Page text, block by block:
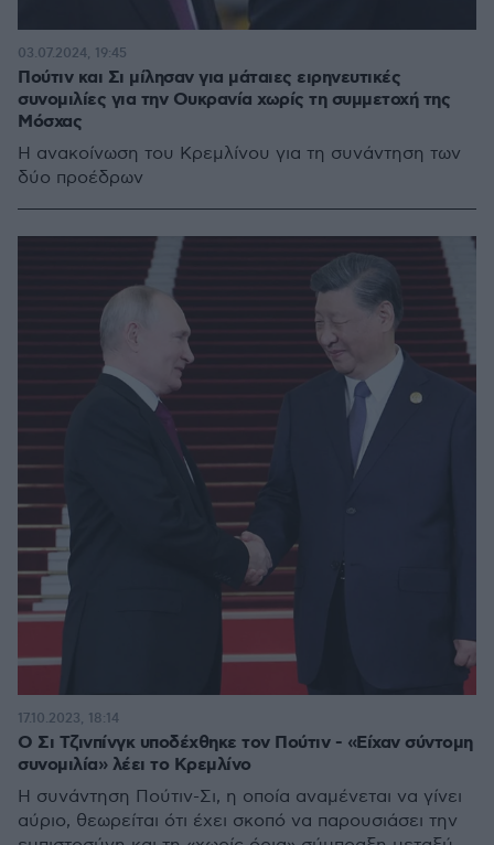
Πούτιν και Σι μίλησαν για μάταιες ειρηνευτικές
συνομιλίες για την Ουκρανία χωρίς τη συμμετοχή της
Μόσχας
Η ανακοίνωση του Κρεμλίνου για τη συνάντηση των
δύο προέδρων
03.07.2024, 19:45
Ο Σι Τζινπίνγκ υποδέχθηκε τον Πούτιν - «Είχαν σύντομη
συνομιλία» λέει το Κρεμλίνο
Η συνάντηση Πούτιν-Σι, η οποία αναμένεται να γίνει
αύριο, θεωρείται ότι έχει σκοπό να παρουσιάσει την
17.10.2023, 18:14